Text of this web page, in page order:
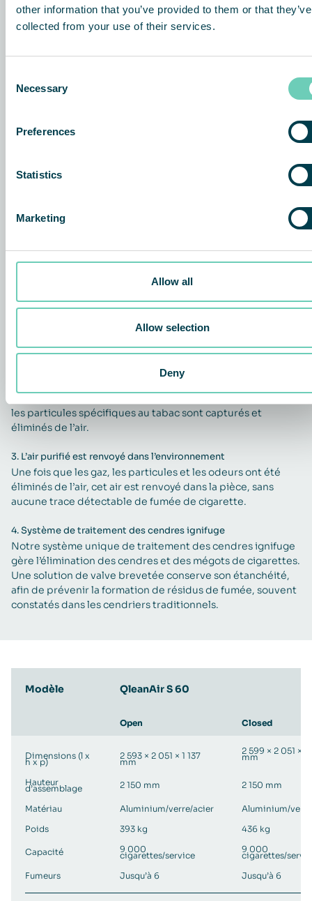
other information that you’ve provided to them or that they’ve
collected from your use of their services.
Selection
Necessary
Preferences
Statistics
Marketing
Allow all
Allow selection
Deny
1.Capturer la fumée
Il n’est possible de créer un environnement sans fumée que
si l’on capte l’air pollué avant qu’il ne se propage. C’est ce
stratégiquement placées au-dessus de la table, qui
envoient l’air pollué dans notre puissant système de
Filtration des odeurs, des gaz et des particules
les particules spécifiques au tabac sont capturés et
éliminés de l’air.
3. L’air purifié est renvoyé dans l’environnement
Une fois que les gaz, les particules et les odeurs ont été
éliminés de l’air, cet air est renvoyé dans la pièce, sans
aucune trace détectable de fumée de cigarette.
4.Système de traitement des cendres ignifuge​
Notre système unique de traitement des cendres ignifuge
gère l’élimination des cendres et des mégots de cigarettes.
Une solution de valve brevetée conserve son étanchéité,
afin de prévenir la formation de résidus de fumée, souvent
constatés dans les cendriers traditionnels.
Modèle QleanAir S 60
Open Closed
Dimensions (l x
h x p)
2 593 × 2 051 × 1 137
mm
2 599 × 2 051 × 1
mm
Hauteur
d’assemblage 2 150 mm 2 150 mm
Matériau Aluminium/verre/acier
Aluminium/
Poids
393 kg 436 kg
Capacité 9 000
cigarettes/service
9 000
cigarettes/
Fumeurs
Jusqu’à 6 Jusqu’à 6